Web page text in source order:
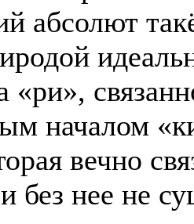
абсолют
«ри»,
началом
вечно
без нее не